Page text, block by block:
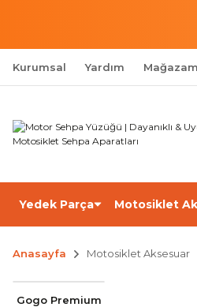
Kurumsal Yardım
Yedek Parça Motosiklet
Anasayfa Motosiklet Aksesuar
Gogo Premium